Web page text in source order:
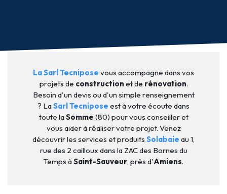
La Sarl Tecnipose vous accompagne dans vos
projets de construction et de rénovation.
Besoin d'un devis ou d'un simple renseignement
? LaSarl Tecnipose est à votre écoute dans
toute laSomme (80) pour vous conseiller et
vous aider à réaliser votre projet. Venez
découvrir les services et produits Solabaie au 1,
rue des 2 cailloux dans la ZAC des Bornes du
Temps àSaint-Sauveur, près d'Amiens.